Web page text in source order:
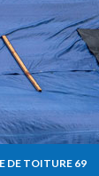
DE TOITURE 69